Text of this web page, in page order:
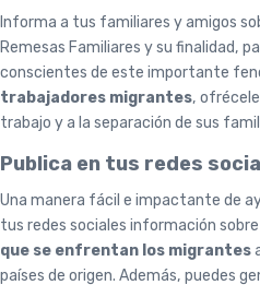
Informa a tus familiares y amigos
Remesas Familiares y su finalidad,
conscientes de este importante
trabajadores migrantes,
trabajo y a la separación de sus
Publica en tus redes
Una manera fácil e impactante de
tus redes sociales información
que se enfrentan los migrantes
países de origen. Además, puedes